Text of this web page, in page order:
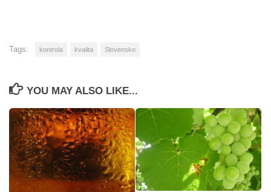
Tags: kontrola kvalita Slovensko
YOU MAY ALSO LIKE...